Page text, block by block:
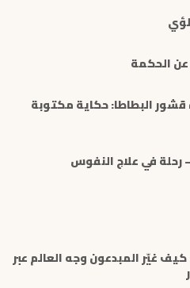
الحكمة
قشور البطاطا: حكاية مكتوبة
رحلة في علاج النفوس
غيّر المبدعون وجه العالم عبر